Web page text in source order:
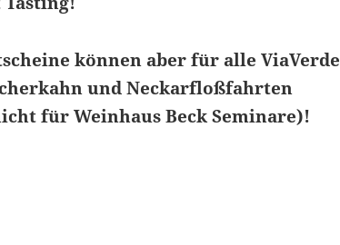
können aber für alle ViaVerde
und Neckarfloßfahrten
für Weinhaus Beck Seminare)!